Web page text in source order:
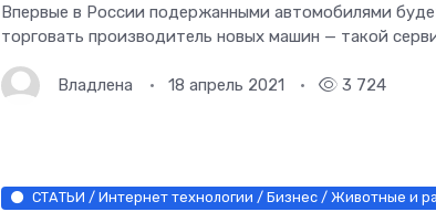
Впервые в России подержанными автомобилями
торговать производитель новых машин — такой
Владлена 18 апрель 2021 3 724
СТАТЬИ / Интернет технологии / Бизнес / Животные и